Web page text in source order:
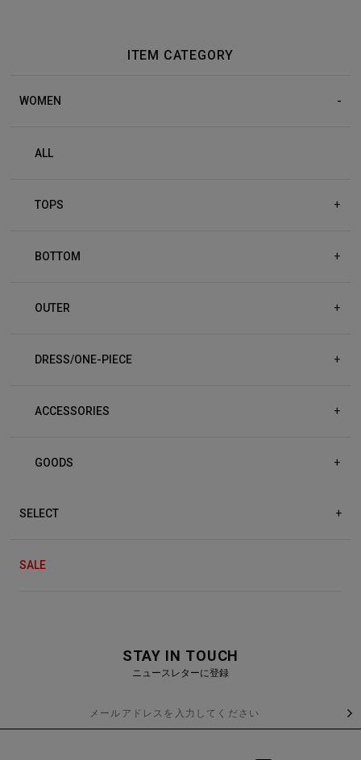
ITEM CATEGORY
WOMEN
ALL
TOPS +
BOTTOM +
OUTER +
DRESS/ONE-PIECE +
ACCESSORIES +
GOODS +
SELECT +
SALE
STAY IN TOUCH
ニュースレターに登録